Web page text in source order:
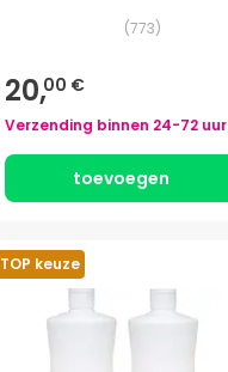
(773)
20,00 €
Verzending binnen 24-72 uur
toevoegen
TOP keuze